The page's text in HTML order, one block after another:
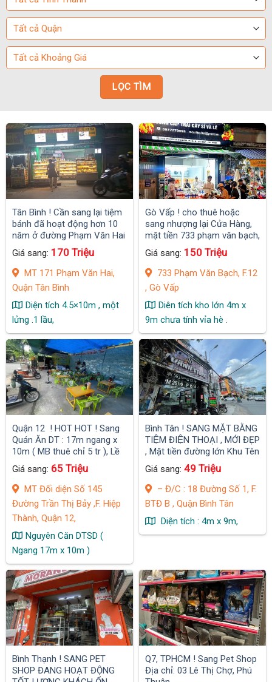
Tân Bình ! Cần sang lại tiệm
bánh đã hoạt động hơn 10
năm ở đường Phạm Văn Hai
Quận Tân Bình
Giá sang: 170 Triệu
MT 171 Phạm Văn Hai,
Quận Tân Bình
Diện tích 4.5×10m , một
lửng .1 lầu,
Gò Vấp ! cho thuê hoặc
sang nhượng lại Cửa Hàng,
mặt tiền 733 phạm văn bạch,
F.12
Giá sang: 150 Triệu
733 Phạm Văn Bạch, F.12
, Gò Vấp
Diên tích kho lớn 4m x
9m chưa tính vỉa hè .
Quận 12 ! HOT HOT ! Sang
Quán Ăn DT : 17m ngang x
10m ( MB thuê chỉ 5 tr ), Lề
Đường rộng
Giá sang: 65 Triệu
MT Đối diện Số 145
Đường Trần Thị Bảy ,F. Hiệp
Thành, Quận 12,
Nguyên Căn DTSD (
Ngang 17m x 10m )
Bình Tân ! SANG MẶT BẰNG
TIỆM ĐIỆN THOẠI , MỚI ĐẸP
, Mặt tiền đường lớn Khu Tên
Lửa
Giá sang: 49 Triệu
– Đ/C : 18 Đường Số 1, F.
BTĐ B , Quận Bình Tân
Diện tích : 4m x 9m,
Bình Thạnh ! SANG PET
SHOP ĐANG HOẠT ĐỘNG
Q7, TPHCM ! Sang Pet Shop
Địa chỉ: 03 Lê Thị Chợ, Phú